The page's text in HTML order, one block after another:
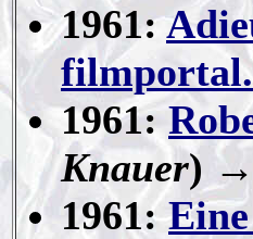
1961:
1961:
Knauer) →
1961: